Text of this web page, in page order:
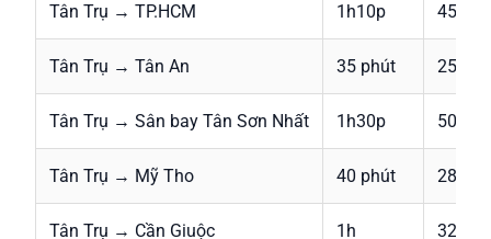
Tân Trụ → TP.HCM 1h10p
Tân Trụ → Tân An 35 phút
Tân Trụ → Sân bay Tân Sơn Nhất 1h30p
Tân Trụ → Mỹ Tho 40 phút
Tân Trụ → Cần Giuộc 1h